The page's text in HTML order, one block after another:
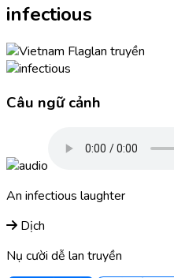
infectious
lan truyền
Câu ngữ cảnh
An infectious laughter
Dịch
Nụ cười dễ lan truyền